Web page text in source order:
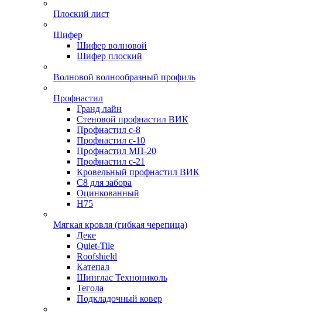
Плоский лист
Шифер
Шифер волновой
Шифер плоский
Волновой волнообразный профиль
Профнастил
Гранд лайн
Стеновой профнастил ВИК
Профнастил с-8
Профнастил с-10
Профнастил МП-20
Профнастил с-21
Кровельный профнастил ВИК
С8 для забора
Оцинкованный
Н75
Мягкая кровля (гибкая черепица)
Деке
Quiet-Tile
Roofshield
Катепал
Шинглас Технониколь
Тегола
Подкладочный ковер